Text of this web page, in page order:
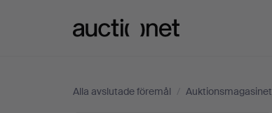
Alla avslutade föremål /